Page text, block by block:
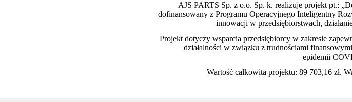
AJS PARTS Sp. z o.o. Sp. k. realizuje projekt pt.:
dofinansowany z Programu Operacyjnego Inteligentny
innowacji w przedsiębiorstwach,
Projekt dotyczy wsparcia przedsiębiorcy w zakresie
działalności w związku z trudnościami
epidemii
Wartość całkowita projektu: 89 703,16 zł.